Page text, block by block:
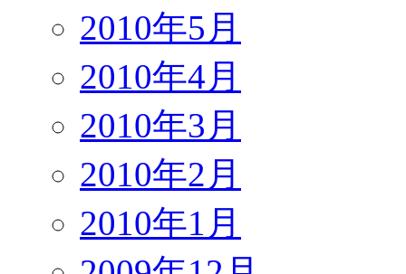
2010年5月
2010年4月
2010年3月
2010年2月
2010年1月